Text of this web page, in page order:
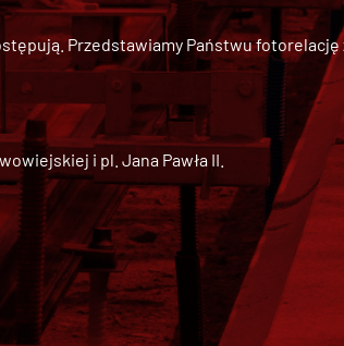
Przedstawiamy Państwu fotorelację
i pl. Jana Pawła II.